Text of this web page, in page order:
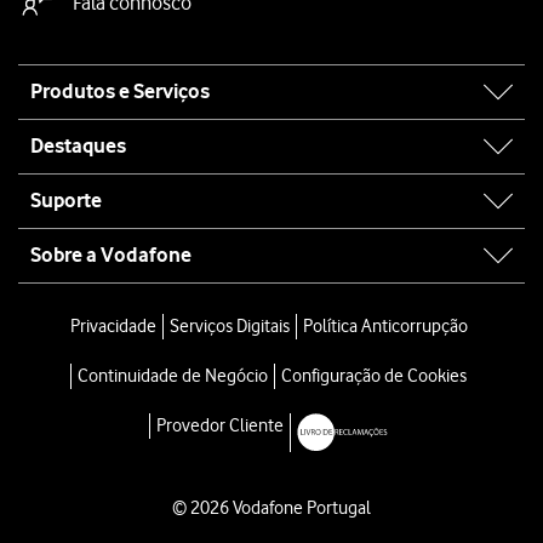
map
Produtos e Serviços
Destaques
Suporte
Sobre a Vodafone
Privacidade Serviços Digitais Política Anticorrupção
Continuidade de Negócio Configuração de Cookies
Provedor Cliente
© 2026 Vodafone Portugal